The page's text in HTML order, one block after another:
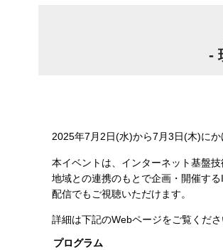
-
2025年7月2日(水)から7月3日(木)に
本イベントは、インターネット基盤
地域との連携のもとで企画・開催す
配信でもご視聴いただけます。
詳細は下記のWebページをご覧くださ
プログラム